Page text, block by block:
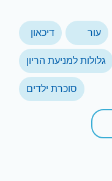
עור דיכאון
גלולות למניעת הריון
סוכרת ילדים